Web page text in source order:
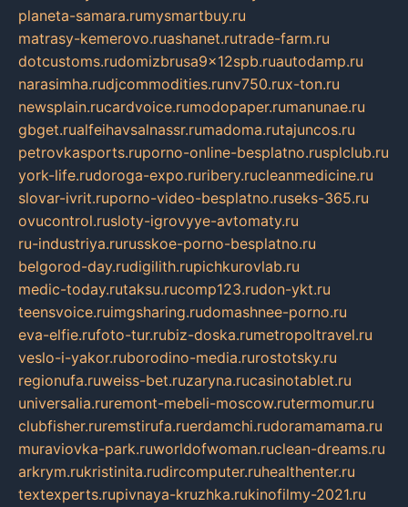
planeta-samara.rumysmartbuy.ru
matrasy-kemerovo.ruashanet.rutrade-farm.ru
dotcustoms.rudomizbrusa9x12spb.ruautodamp.ru
narasimha.rudjcommodities.runv750.rux-ton.ru
newsplain.rucardvoice.rumodopaper.rumanunae.ru
gbget.rualfeihavsalnassr.rumadoma.rutajuncos.ru
petrovkasports.ruporno-online-besplatno.rusplclub.ru
york-life.rudoroga-expo.ruribery.rucleanmedicine.ru
slovar-ivrit.ruporno-video-besplatno.ruseks-365.ru
ovucontrol.rusloty-igrovyye-avtomaty.ru
ru-industriya.rurusskoe-porno-besplatno.ru
belgorod-day.rudigilith.rupichkurovlab.ru
medic-today.rutaksu.rucomp123.rudon-ykt.ru
teensvoice.ruimgsharing.rudomashnee-porno.ru
eva-elfie.rufoto-tur.rubiz-doska.rumetropoltravel.ru
veslo-i-yakor.ruborodino-media.rurostotsky.ru
regionufa.ruweiss-bet.ruzaryna.rucasinotablet.ru
universalia.ruremont-mebeli-moscow.rutermomur.ru
clubfisher.ruremstirufa.ruerdamchi.rudoramamama.ru
muraviovka-park.ruworldofwoman.ruclean-dreams.ru
arkrym.rukristinita.rudircomputer.ruhealthenter.ru
textexperts.rupivnaya-kruzhka.rukinofilmy-2021.ru